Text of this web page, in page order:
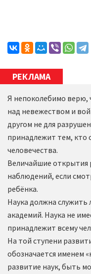
РЕКЛАМА
Я непоколебимо верю,
над невежеством и
другом не для
принадлежит тем, кто
человечества.
Величайшие открытия
наблюдений, если
ребёнка.
Наука должна служить
академий. Наука не
принадлежит всему
На той ступени
обозначается именем
развитие наук, быть